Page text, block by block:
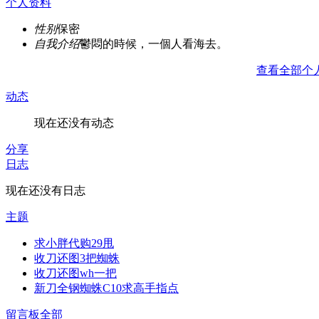
性别保密
自我介绍鬱悶的時候，一個人看海去。
查看全部个
动态
现在还没有动态
分享
日志
现在还没有日志
主题
求小胖代购29甩
收刀还图3把蜘蛛
收刀还图wh一把
新刀全钢蜘蛛C10求高手指点
留言板全部